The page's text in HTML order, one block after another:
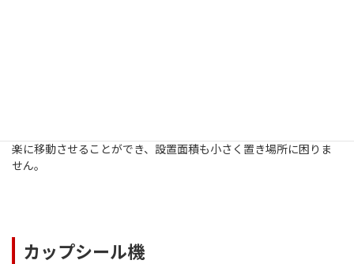
楽に移動させることができ、設置面積も小さく置き場所に困りま
せん。
カップシール機